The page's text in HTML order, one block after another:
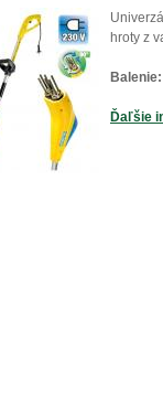
hroty z
Balenie:
Ďaľšie